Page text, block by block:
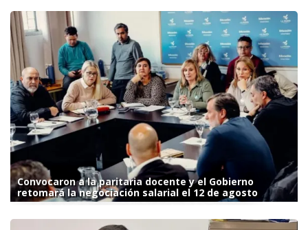
Convocaron a la paritaria docente y el Gobierno
retomará la negociación salarial el 12 de agosto